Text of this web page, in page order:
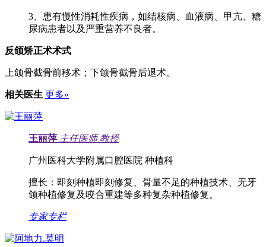
3、患有慢性消耗性疾病，如结核病、血液病、甲亢、糖
尿病患者以及严重营养不良者。
反颌矫正术术式
上颌骨截骨前移术；下颌骨截骨后退术。
相关医生 更多»
王丽萍 主任医师 教授
广州医科大学附属口腔医院 种植科
擅长： 即刻种植即刻修复、骨量不足的种植技术、无牙
颌种植修复及咬合重建等多种复杂种植修复。
专家专栏